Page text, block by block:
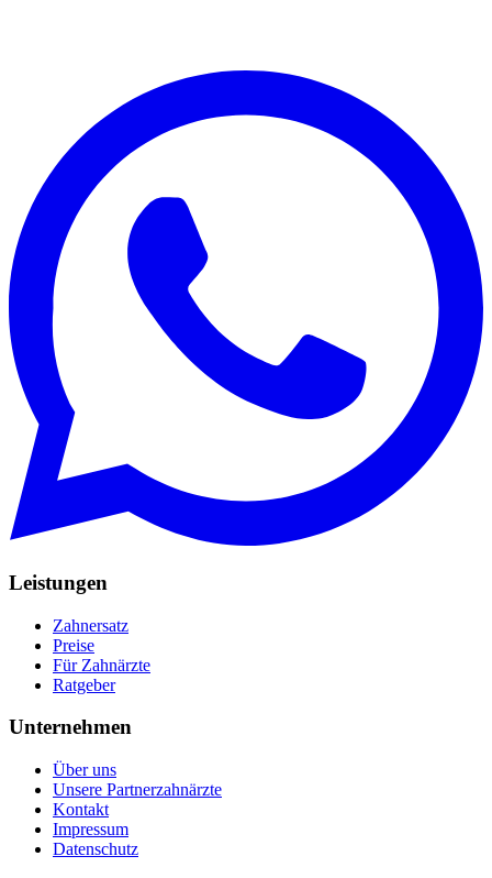
Leistungen
Zahnersatz
Preise
Für Zahnärzte
Ratgeber
Unternehmen
Über uns
Unsere Partnerzahnärzte
Kontakt
Impressum
Datenschutz